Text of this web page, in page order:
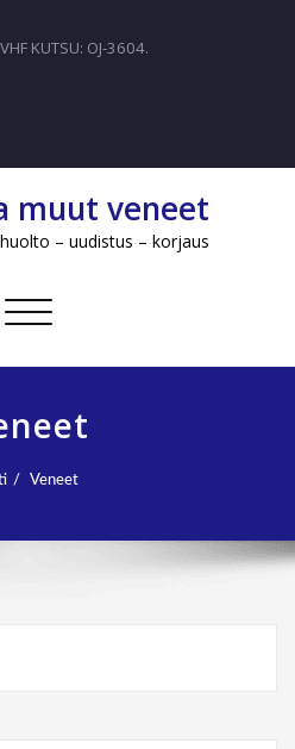
KUTSU: OJ-3604.
muut veneet
– uudistus – korjaus
Avaa/sulje
Veneet